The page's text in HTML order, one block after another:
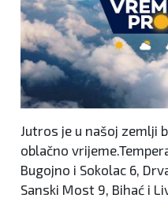
Jutros je u našoj zemlji
oblačno
Bugojno i Sokolac 6,
Sanski Most 9, Bihać i